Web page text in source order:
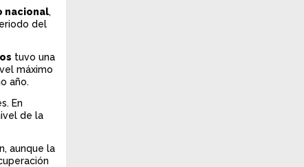
nacional,
del
tuvo una
máximo
año.
En
de la
aunque la